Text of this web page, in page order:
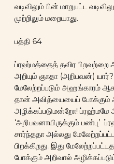
வடிவிலும் பின் மாறுபட்ட
முற்றிலும் மறையாது.
பத்தி 64
ப்ரஹ்மத்தைத் தவிர பிறவற்றை
அறியும் ஞாதா (அறிபவன்)
மேலேற்றப்படும் அஹங்காரம்
தான் அவித்யையைப் போக்கும்
அழிக்கப்படுமன்றோ! ப்ரஹ்மமே
‘அறிபவனாயிருக்கும்
சார்ந்ததா அல்லது
பிறக்கிறது. இது
போக்கும் அறிவால்